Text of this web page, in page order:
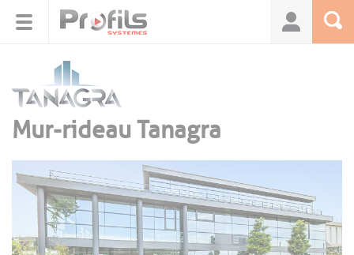
Mur-rideau Tanagra
Panneau de gestion des cookies